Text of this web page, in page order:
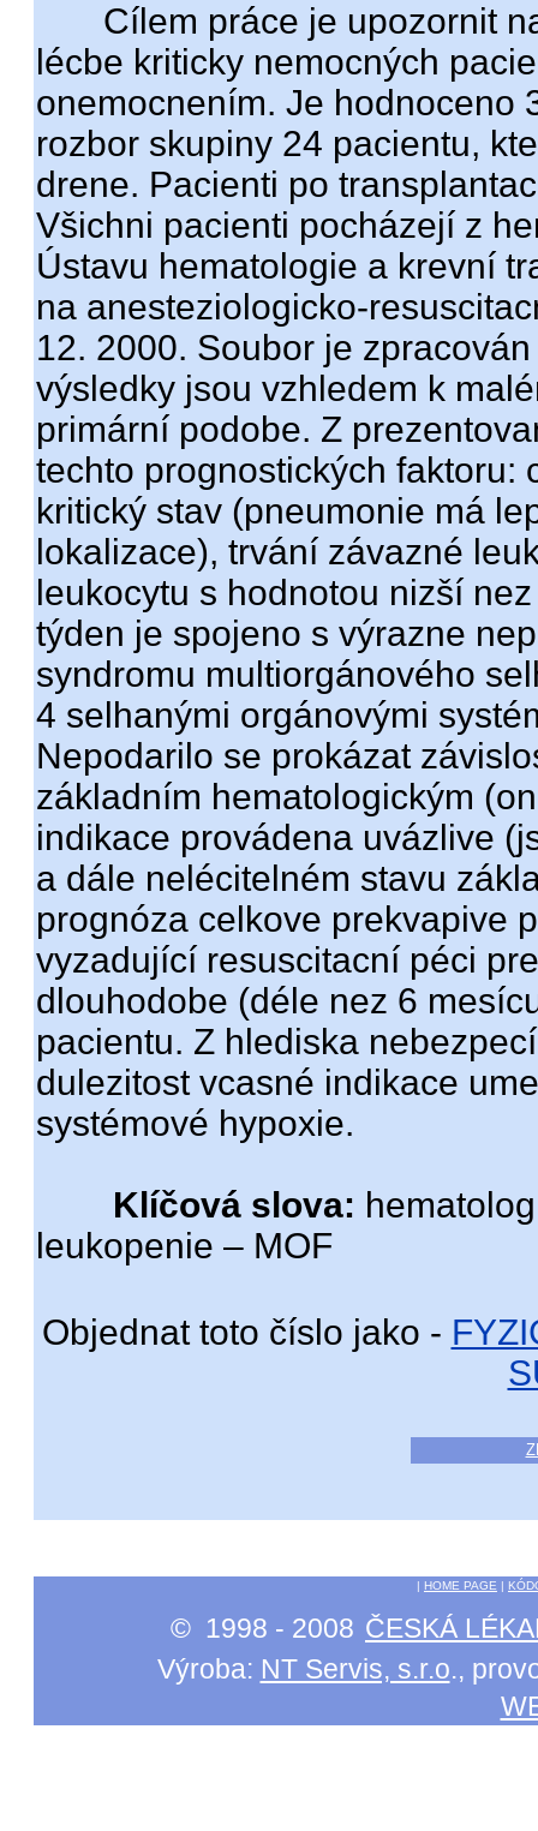
Cílem práce je upozornit na
lécbe kriticky nemocných
onemocnením. Je hodnoceno
rozbor skupiny 24 pacientu,
drene. Pacienti po
Všichni pacienti pocházejí z
Ústavu hematologie a krevní
na anesteziologicko-
12. 2000. Soubor je
výsledky jsou vzhledem k
primární podobe. Z
techto prognostických faktoru:
kritický stav (pneumonie má
lokalizace), trvání závazné
leukocytu s hodnotou nizší
týden je spojeno s výrazne
syndromu multiorgánového
4 selhanými orgánovými
Nepodarilo se prokázat
základním hematologickým
indikace provádena uvázlive
a dále nelécitelném stavu
prognóza celkove prekvapive
vyzadující resuscitacní péci
dlouhodobe (déle nez 6
pacientu. Z hlediska
dulezitost vcasné indikace
systémové hypoxie.
Klíčová slova:
leukopenie – MOF
Objednat toto číslo jako -
| HOME PAGE |
© 1998 - 2008 ČESKÁ
Výroba: NT Servis, s.r.o.,